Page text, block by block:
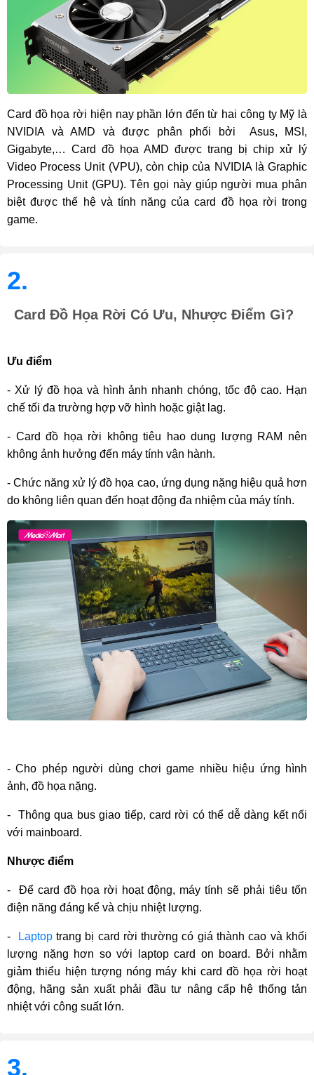
Card đồ họa rời hiện nay phần lớn đến từ hai công ty Mỹ là
NVIDIA và AMD và được phân phối bởi  Asus, MSI,
Gigabyte,… Card đồ họa AMD được trang bị chip xử lý
Video Process Unit (VPU), còn chip của NVIDIA là Graphic
Processing Unit (GPU). Tên gọi này giúp người mua phân
biệt được thế hệ và tính năng của card đồ họa rời trong
game.
2.
Card Đồ Họa Rời Có Ưu, Nhược Điểm Gì?
Ưu điểm
- Xử lý đồ họa và hình ảnh nhanh chóng, tốc độ cao. Hạn
chế tối đa trường hợp vỡ hình hoặc giật lag.
- Card đồ họa rời không tiêu hao dung lượng RAM nên
không ảnh hưởng đến máy tính vận hành.
- Chức năng xử lý đồ họa cao, ứng dụng nặng hiệu quả hơn
do không liên quan đến hoạt động đa nhiệm của máy tính.
- Cho phép người dùng chơi game nhiều hiệu ứng hình
ảnh, đồ họa nặng.
-  Thông qua bus giao tiếp, card rời có thể dễ dàng kết nối
với mainboard.
Nhược điểm
-  Để card đồ họa rời hoạt động, máy tính sẽ phải tiêu tốn
điện năng đáng kể và chịu nhiệt lượng.
- Laptop trang bị card rời thường có giá thành cao và khối
lượng nặng hơn so với laptop card on board. Bởi nhằm
giảm thiểu hiện tượng nóng máy khi card đồ họa rời hoạt
động, hãng sản xuất phải đầu tư nâng cấp hệ thống tản
nhiệt với công suất lớn.
3.